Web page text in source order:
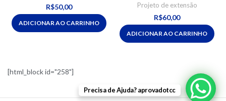
R$50,00
ADICIONAR AO CARRINHO
Projeto de extensão
R$60,00
ADICIONAR AO CARRINHO
[html_block id="258"]
Precisa de Ajuda? aprovadotcc